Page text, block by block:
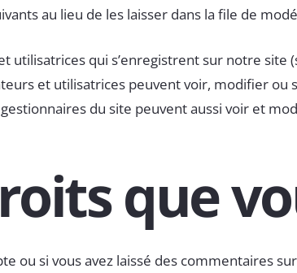
au lieu de les laisser dans la file de
utilisatrices qui s’enregistrent sur notre
et utilisatrices peuvent voir, modifier
gestionnaires du site peuvent aussi voir et
que
ou si vous avez laissé des commentaires